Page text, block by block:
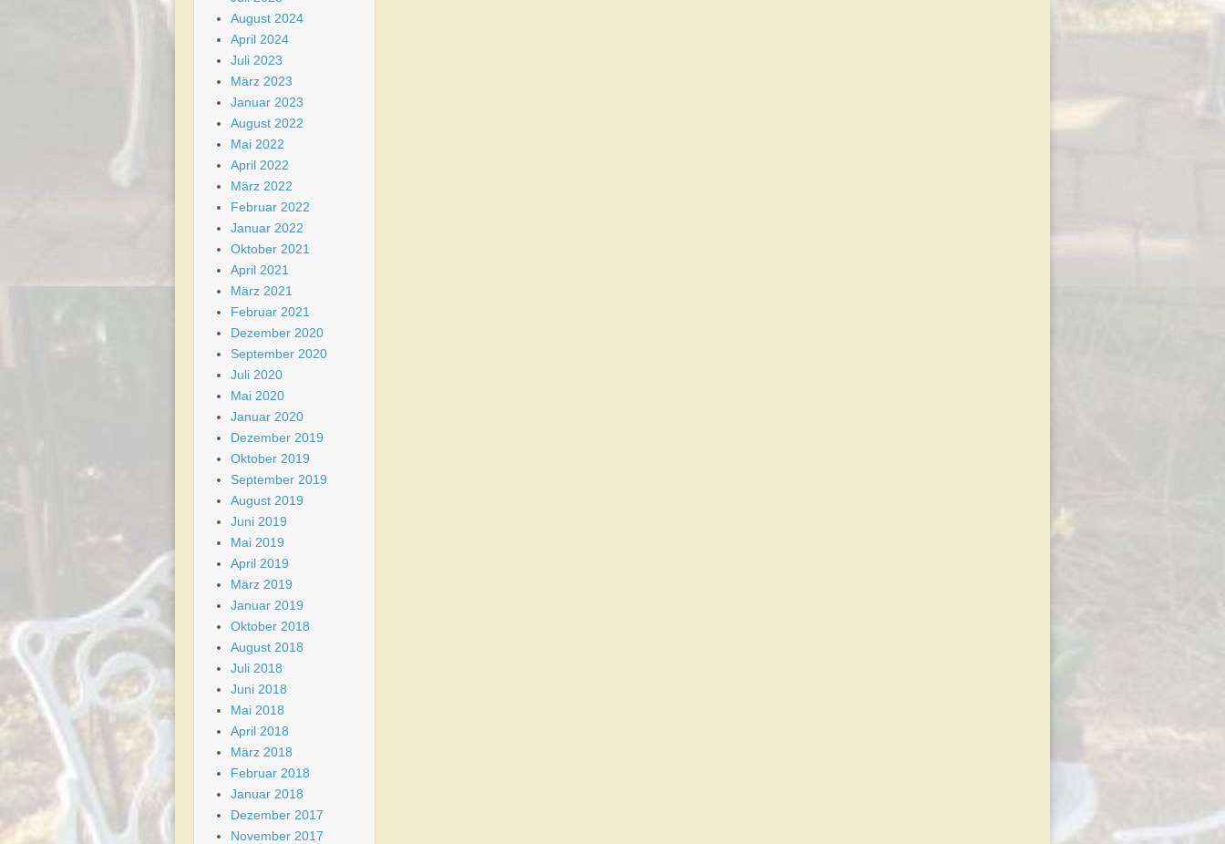
August 2024
April 2024
Juli 2023
März 2023
Januar 2023
August 2022
Mai 2022
April 2022
März 2022
Februar 2022
Januar 2022
Oktober 2021
April 2021
März 2021
Februar 2021
Dezember 2020
September 2020
Juli 2020
Mai 2020
Januar 2020
Dezember 2019
Oktober 2019
September 2019
August 2019
Juni 2019
Mai 2019
April 2019
März 2019
Januar 2019
Oktober 2018
August 2018
Juli 2018
Juni 2018
Mai 2018
April 2018
März 2018
Februar 2018
Januar 2018
Dezember 2017
November 2017